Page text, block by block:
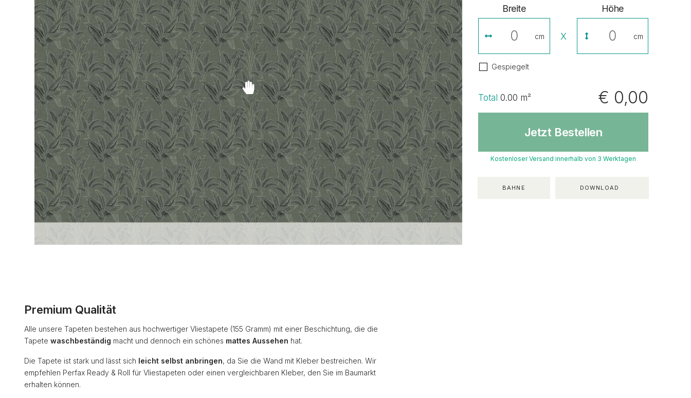
Breite
cm X
Höhe
cm
Gespiegelt
Total 0.00 m² € 0,00
Jetzt Bestellen
Kostenloser Versand innerhalb von 3 Werktagen
BAHNE DOWNLOAD
Premium Qualität
Alle unsere Tapeten bestehen aus hochwertiger Vliestapete (155 Gramm) mit einer Beschichtung, die die
Tapete waschbeständig macht und dennoch ein schönes mattes Aussehen hat.
Die Tapete ist stark und lässt sich leicht selbst anbringen, da Sie die Wand mit Kleber bestreichen. Wir
empfehlen Perfax Ready & Roll für Vliestapeten oder einen vergleichbaren Kleber, den Sie im Baumarkt
erhalten können.